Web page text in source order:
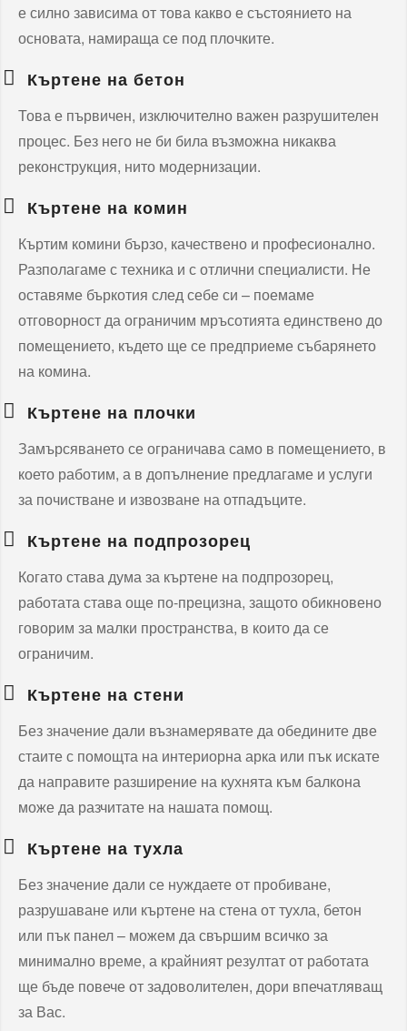
е силно зависима от това какво е състоянието на
основата, намираща се под плочките.
Къртене на бетон
Това е първичен, изключително важен разрушителен
процес. Без него не би била възможна никаква
реконструкция, нито модернизации.
Къртене на комин
Къртим комини бързо, качествено и професионално.
Разполагаме с техника и с отлични специалисти. Не
оставяме бъркотия след себе си – поемаме
отговорност да ограничим мръсотията единствено до
помещението, където ще се предприеме събарянето
на комина.
Къртене на плочки
Замърсяването се ограничава само в помещението, в
което работим, а в допълнение предлагаме и услуги
за почистване и извозване на отпадъците.
Къртене на подпрозорец
Когато става дума за къртене на подпрозорец,
работата става още по-прецизна, защото обикновено
говорим за малки пространства, в които да се
ограничим.
Къртене на стени
Без значение дали възнамерявате да обедините две
стаите с помощта на интериорна арка или пък искате
да направите разширение на кухнята към балкона
може да разчитате на нашата помощ.
Къртене на тухла
Без значение дали се нуждаете от пробиване,
разрушаване или къртене на стена от тухла, бетон
или пък панел – можем да свършим всичко за
минимално време, а крайният резултат от работата
ще бъде повече от задоволителен, дори впечатляващ
за Вас.